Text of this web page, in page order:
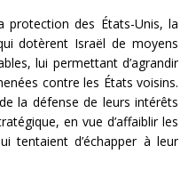
protection des États-Unis, la
dotèrent Israël de moyens
lui permettant d’agrandir
contre les États voisins.
la défense de leurs intérêts
en vue d’affaiblir les
tentaient d’échapper à leur